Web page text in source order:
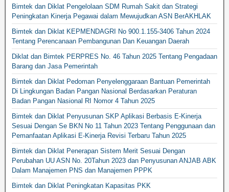
Bimtek dan Diklat Pengelolaan SDM Rumah Sakit dan Strategi
Peningkatan Kinerja Pegawai dalam Mewujudkan ASN BerAKHLAK
Bimtek dan Diklat KEPMENDAGRI No 900.1.155-3406 Tahun 2024
Tentang Perencanaan Pembangunan Dan Keuangan Daerah
Diklat dan Bimtek PERPRES No. 46 Tahun 2025 Tentang Pengadaan
Barang dan Jasa Pemerintah
Bimtek dan Diklat Pedoman Penyelenggaraan Bantuan Pemerintah
Di Lingkungan Badan Pangan Nasional Berdasarkan Peraturan
Badan Pangan Nasional RI Nomor 4 Tahun 2025
Bimtek dan Diklat Penyusunan SKP Aplikasi Berbasis E-Kinerja
Sesuai Dengan Se BKN No 11 Tahun 2023 Tentang Penggunaan dan
Pemanfaatan Aplikasi E-Kinerja Revisi Terbaru Tahun 2025
Bimtek dan Diklat Penerapan Sistem Merit Sesuai Dengan
Perubahan UU ASN No. 20Tahun 2023 dan Penyusunan ANJAB ABK
Dalam Manajemen PNS dan Manajemen PPPK
Bimtek dan Diklat Peningkatan Kapasitas PKK